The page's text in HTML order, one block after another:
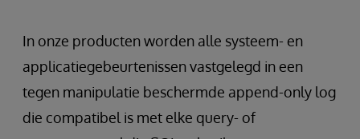
In onze producten worden alle systeem- en
applicatiegebeurtenissen vastgelegd in een
tegen manipulatie beschermde append-only log
die compatibel is met elke query- of